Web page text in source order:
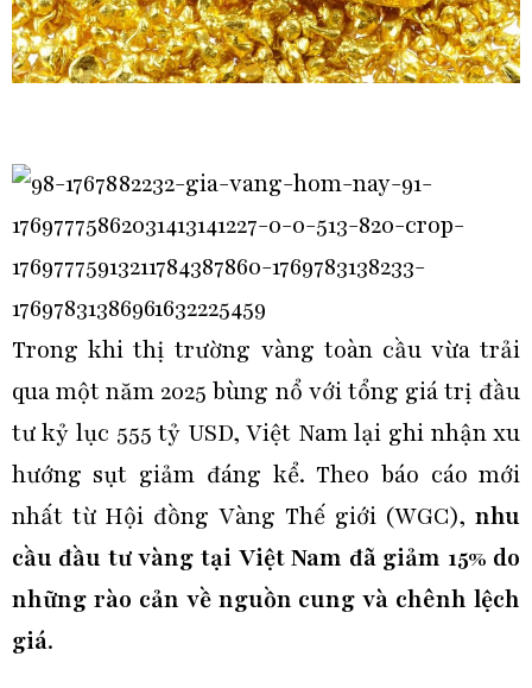
Trong khi thị trường vàng toàn cầu vừa trải
qua một năm 2025 bùng nổ với tổng giá trị đầu
tư kỷ lục 555 tỷ USD, Việt Nam lại ghi nhận xu
hướng sụt giảm đáng kể. Theo báo cáo mới
nhất từ Hội đồng Vàng Thế giới (WGC),nhu
cầu đầu tư vàng tại Việt Nam đã giảm 15% do
những rào cản về nguồn cung và chênh lệch
giá.